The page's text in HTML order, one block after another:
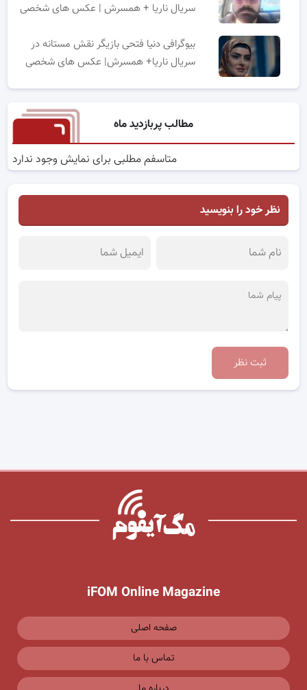
سریال ناریا + همسرش | عکس های شخصی
بیوگرافی دنیا فتحی بازیگر نقش مستانه در
سریال ناریا+ همسرش| عکس های شخصی
مطالب پربازدید ماه
متاسفم مطلبی برای نمایش وجود ندارد
نظر خود را بنویسید
ثبت نظر
iFOM Online Magazine
صفحه اصلی
تماس با ما